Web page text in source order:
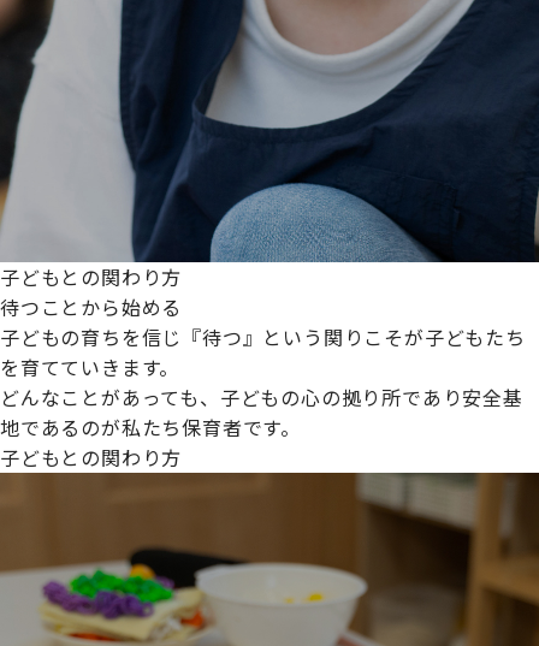
子どもとの関わり方
待つことから始める
子どもの育ちを信じ『待つ』という関りこそが子どもたち
を育てていきます。
どんなことがあっても、子どもの心の拠り所であり安全基
地であるのが私たち保育者です。
子どもとの関わり方